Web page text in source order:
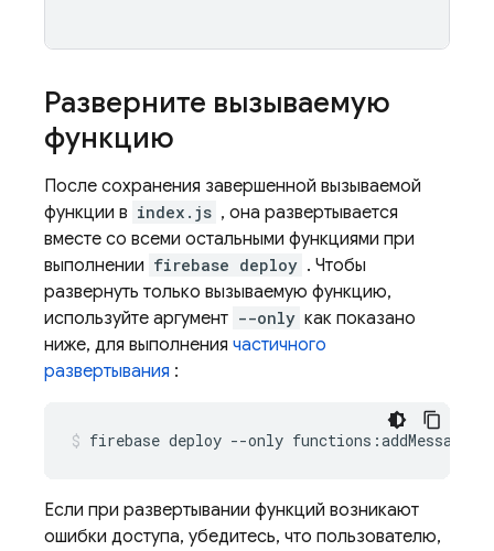
Разверните вызываемую
функцию
После сохранения завершенной вызываемой
функции в index.js , она развертывается
вместе со всеми остальными функциями при
выполнении firebase deploy . Чтобы
развернуть только вызываемую функцию,
используйте аргумент --only как показано
ниже, для выполнения частичного
развертывания :
Если при развертывании функций возникают
ошибки доступа, убедитесь, что пользователю,